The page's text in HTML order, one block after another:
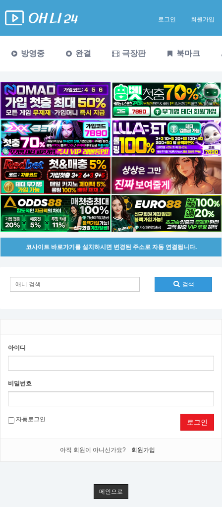
로그인 회원가입
방영중 완결 극장판 북마크
코사이트 바로가기를 설치하시면 변경된 주소로 자동 연결됩니다.
검색
아이디
비밀번호
자동로그인 로그인
아직 회원이 아니신가요? 회원가입
메인으로